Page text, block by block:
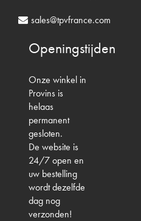
sales@tpvfrance.com
Openingstijden
Onze winkel in
Provins is
helaas
permanent
gesloten.
De website is
24/7 open en
uw bestelling
wordt dezelfde
dag nog
verzonden!